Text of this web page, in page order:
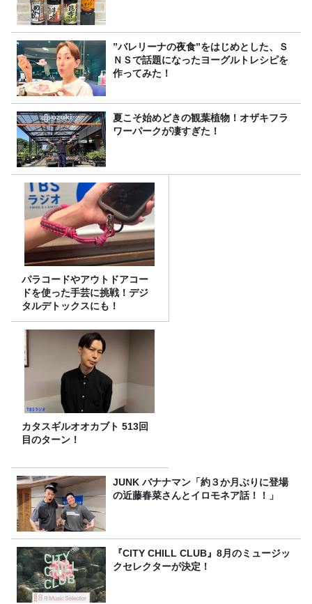
”バレリーナの夜食”をはじめとした、Ｓ
ＮＳで話題になったヨーグルトレシピを
作ってみた！
夏こそ始めどきの観葉植物！オザキフラ
ワーパークが凄すぎた！
パラコードやアウトドアコー
ドを使った手芸に挑戦！デジ
タルデトックスにも！
カタスギルオオカブト 513回
目のターン！
JUNK バナナマン「約３か月ぶりに登場
の近藤春菜さんとイロモネア話！！」
『CITY CHILL CLUB』8月のミュージッ
クセレクターが決定！